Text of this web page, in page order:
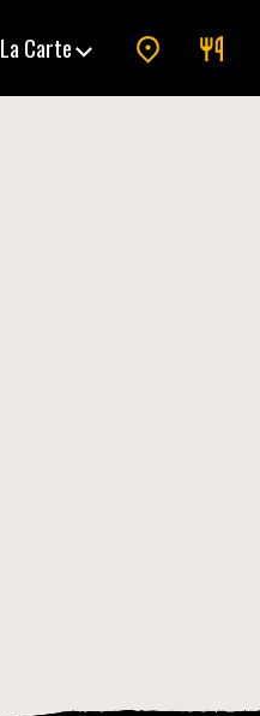
La Carte